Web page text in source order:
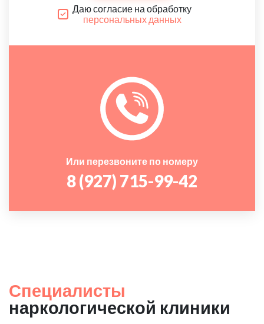
Даю согласие на обработку
персональных данных
Или перезвоните по номеру
8 (927) 715-99-42
Специалисты
наркологической клиники